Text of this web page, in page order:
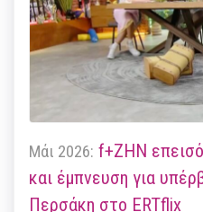
Μάι 2026: f+ΖΗΝ
και έμπνευση για
Περσάκη στο ERTflix